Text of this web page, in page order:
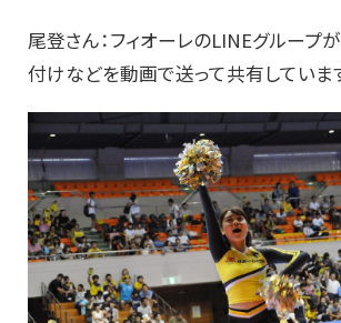
尾登さん：フィオーレのLINEグループ
付けなどを動画で送って共有していま